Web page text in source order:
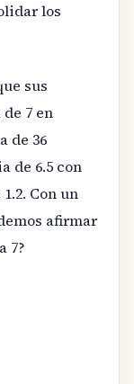
los
sus
7 en
de 36
de 6.5 con
Con un
afirmar
7?